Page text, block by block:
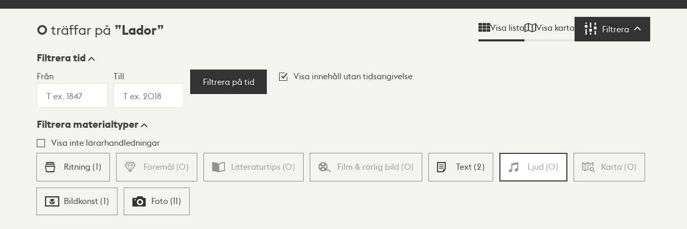
Sökresultat
0 träffar på Lador Visa lista Visa karta Filtrera Filtrera
Visningsläge
Lista Karta
Filtrera tid
Från Till
Filtrera på tid
Visa innehåll utan tidsangivelse
Filtrera materialtyper
Visa inte lärarhandledningar
Ritning (1) Föremål (0) Litteraturtips (0) Film & rörlig bild (0) Text (2) Ljud (0) Karta (0)
Bildkonst (1) Foto (11)